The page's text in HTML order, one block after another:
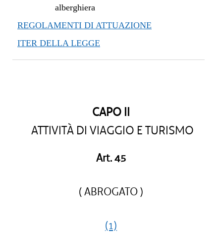
alberghiera
REGOLAMENTI DI ATTUAZIONE
ITER DELLA LEGGE
CAPO II
ATTIVITÀ DI VIAGGIO E TURISMO
Art. 45
( ABROGATO )
(1)